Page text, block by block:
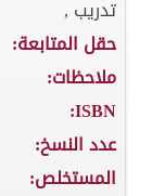
تدريب ,
حقل المتابعة:
ملاحظات:
ISBN:
عدد النسخ:
المستخلص: